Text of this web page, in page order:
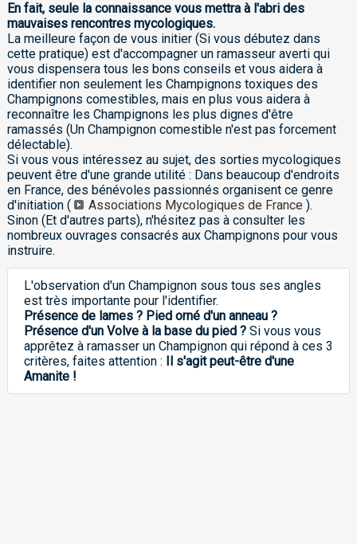
En fait, seule la connaissance vous mettra à l'abri des
mauvaises rencontres mycologiques.
La meilleure façon de vous initier (Si vous débutez dans
cette pratique) est d'accompagner un ramasseur averti qui
vous dispensera tous les bons conseils et vous aidera à
identifier non seulement les Champignons toxiques des
Champignons comestibles, mais en plus vous aidera à
reconnaître les Champignons les plus dignes d'être
ramassés (Un Champignon comestible n'est pas forcement
délectable).
Si vous vous intéressez au sujet, des sorties mycologiques
peuvent être d'une grande utilité : Dans beaucoup d'endroits
en France, des bénévoles passionnés organisent ce genre
d'initiation (
Associations Mycologiques de France ).
Sinon (Et d'autres parts), n'hésitez pas à consulter les
nombreux ouvrages consacrés aux Champignons pour vous
instruire.
L'observation d'un Champignon sous tous ses angles
est très importante pour l'identifier.
Présence de lames ? Pied orné d'un anneau ?
Présence d'un Volve à la base du pied ?Si vous vous
apprêtez à ramasser un Champignon qui répond à ces 3
critères, faites attention : Il s'agit peut-être d'une
Amanite !